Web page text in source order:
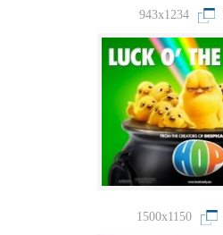
943x1234
1500x1150